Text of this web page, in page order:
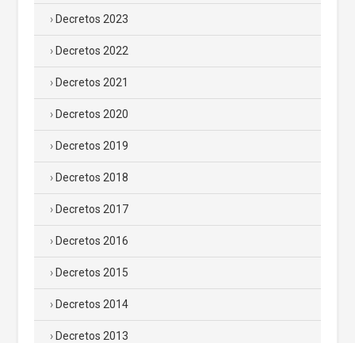
Decretos 2023
Decretos 2022
Decretos 2021
Decretos 2020
Decretos 2019
Decretos 2018
Decretos 2017
Decretos 2016
Decretos 2015
Decretos 2014
Decretos 2013